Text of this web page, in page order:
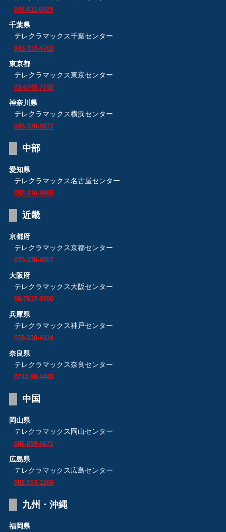
048-611-6029
千葉県
テレクラマックス千葉センター
043-333-4702
東京都
テレクラマックス東京センター
03-6745-7792
神奈川県
テレクラマックス横浜センター
045-330-8877
中部
愛知県
テレクラマックス名古屋センター
052-310-8885
近畿
京都府
テレクラマックス京都センター
075-330-4507
大阪府
テレクラマックス大阪センター
06-7637-9700
兵庫県
テレクラマックス神戸センター
078-330-4334
奈良県
テレクラマックス奈良センター
0742-90-4445
中国
岡山県
テレクラマックス岡山センター
086-899-6671
広島県
テレクラマックス広島センター
082-553-1206
九州・沖縄
福岡県